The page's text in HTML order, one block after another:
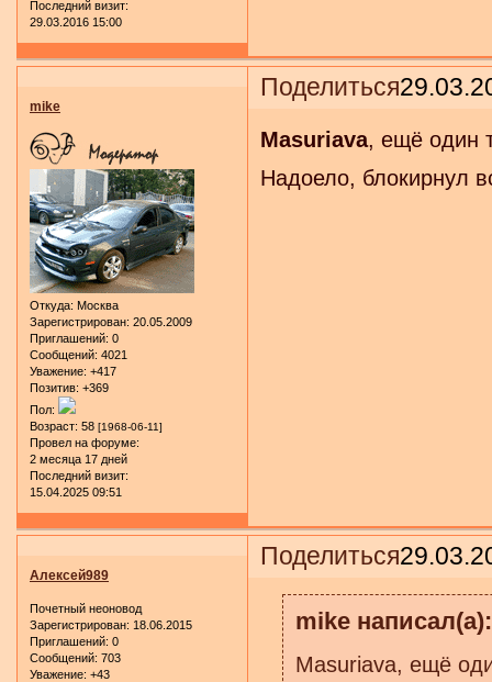
Последний визит:
29.03.2016 15:00
Поделиться
mike
Откуда: Москва
Зарегистрирован: 20.05.2009
Приглашений: 0
Сообщений: 4021
Уважение: +417
Позитив: +369
Пол:
Возраст: 58 [1968-06-11]
Провел на форуме:
2 месяца 17 дней
Последний визит:
15.04.2025 09:51
Masuriava, ещё один
Надоело, блокирнул
Поделиться
Алексей989
Почетный неоновод
Зарегистрирован: 18.06.2015
Приглашений: 0
Сообщений: 703
Уважение: +43
mike написал(а):
Masuriava, ещё